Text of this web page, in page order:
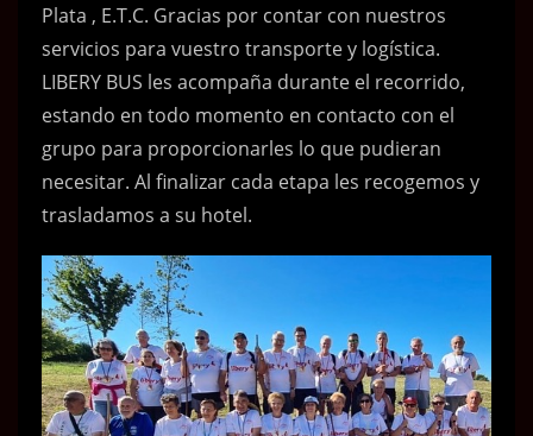
Plata , E.T.C. Gracias por contar con nuestros
servicios para vuestro transporte y logística.
LIBERY BUS les acompaña durante el recorrido,
estando en todo momento en contacto con el
grupo para proporcionarles lo que pudieran
necesitar. Al finalizar cada etapa les recogemos y
trasladamos a su hotel.